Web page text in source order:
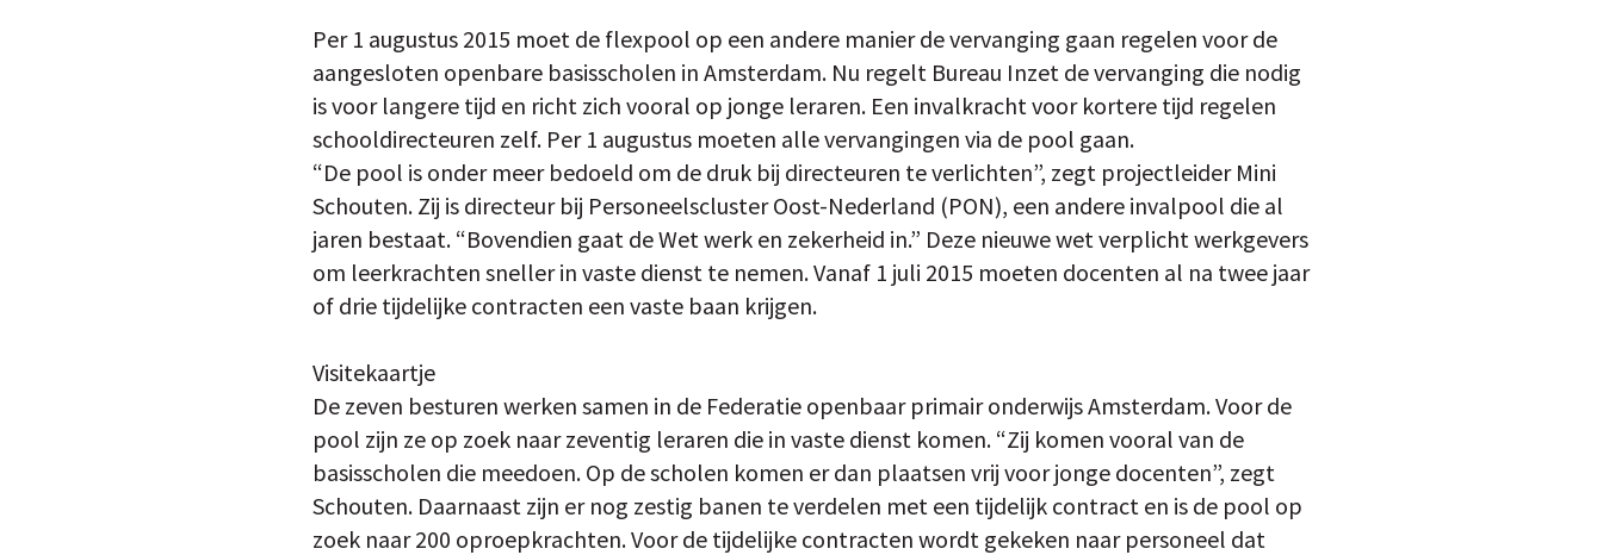
Per 1 augustus 2015 moet de flexpool op een andere manier de vervanging gaan regelen voor de
aangesloten openbare basisscholen in Amsterdam. Nu regelt Bureau Inzet de vervanging die nodig
is voor langere tijd en richt zich vooral op jonge leraren. Een invalkracht voor kortere tijd regelen
schooldirecteuren zelf. Per 1 augustus moeten alle vervangingen via de pool gaan.
“De pool is onder meer bedoeld om de druk bij directeuren te verlichten”, zegt projectleider Mini
Schouten. Zij is directeur bij Personeelscluster Oost-Nederland (PON), een andere invalpool die al
jaren bestaat. “Bovendien gaat de Wet werk en zekerheid in.” Deze nieuwe wet verplicht werkgevers
om leerkrachten sneller in vaste dienst te nemen. Vanaf 1 juli 2015 moeten docenten al na twee jaar
of drie tijdelijke contracten een vaste baan krijgen.
Visitekaartje
De zeven besturen werken samen in de Federatie openbaar primair onderwijs Amsterdam. Voor de
pool zijn ze op zoek naar zeventig leraren die in vaste dienst komen. “Zij komen vooral van de
basisscholen die meedoen. Op de scholen komen er dan plaatsen vrij voor jonge docenten”, zegt
Schouten. Daarnaast zijn er nog zestig banen te verdelen met een tijdelijk contract en is de pool op
zoek naar 200 oproepkrachten. Voor de tijdelijke contracten wordt gekeken naar personeel dat